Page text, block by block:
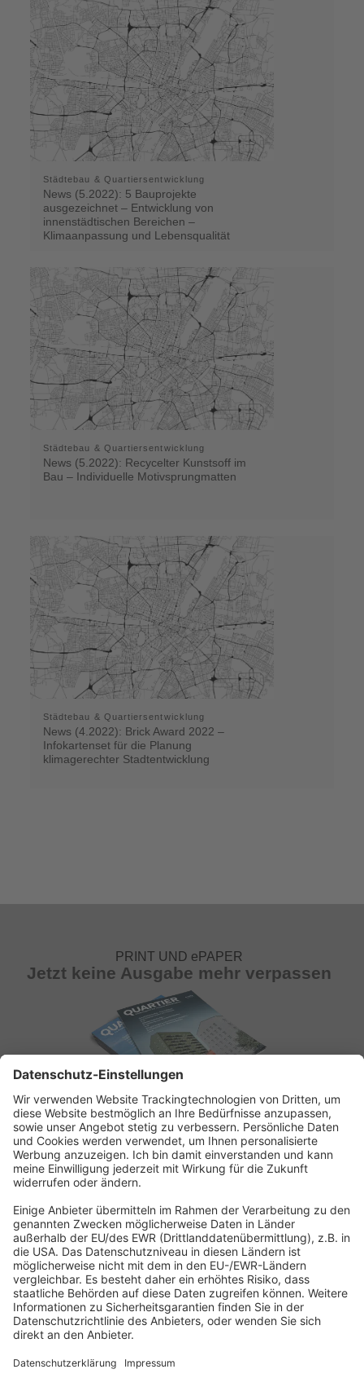
Städtebau & Quartiersentwicklung
News (5.2022): 5 Bauprojekte
ausgezeichnet – Entwicklung von
innenstädtischen Bereichen –
Klimaanpassung und Lebensqualität
Städtebau & Quartiersentwicklung
News (5.2022): Recycelter Kunstsoff im
Bau – Individuelle Motivsprungmatten
Städtebau & Quartiersentwicklung
News (4.2022): Brick Award 2022 –
Infokartenset für die Planung
klimagerechter Stadtentwicklung
PRINT UND ePAPER
Jetzt keine Ausgabe mehr verpassen
ABONNEMENT ANFORDERN
Kostenloses Probeheft anfordern